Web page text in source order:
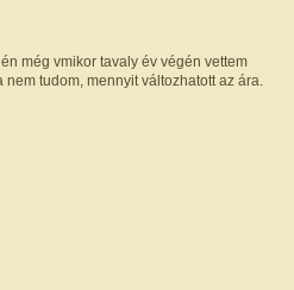
még vmikor tavaly év végén vettem
tudom, mennyit változhatott az ára.